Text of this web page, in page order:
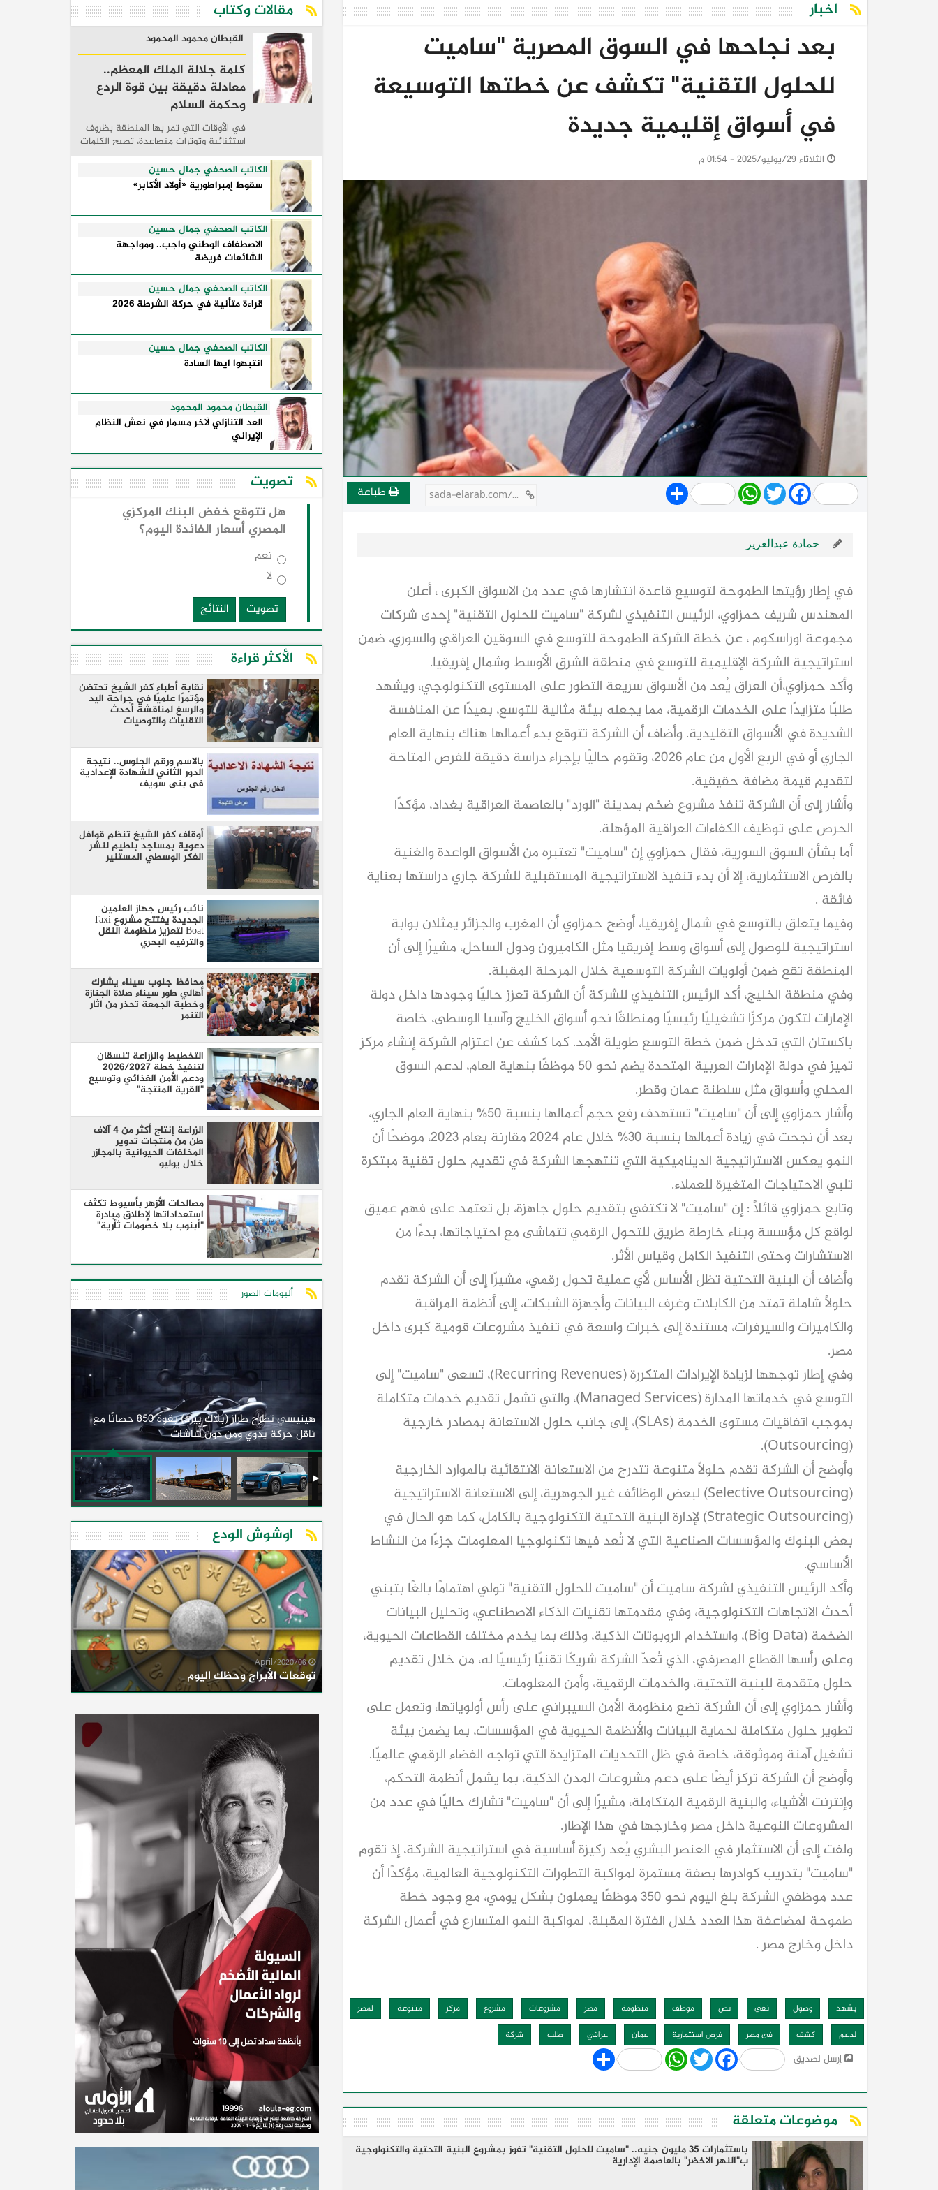
اخبار
بعد نجاحها في السوق المصرية "ساميت
للحلول التقنية" تكشف عن خطتها التوسيعة
في أسواق إقليمية جديدة
الثلاثاء 29/يوليو/2025 - 01:54 م
Share WhatsApp
TwitterFacebook طباعة sada-elarab.com/772515
حمادة عبدالعزيز
في إطار رؤيتها الطموحة لتوسيع قاعدة انتشارها في عدد من الاسواق الكبرى ، أعلن
المهندس شريف حمزاوي، الرئيس التنفيذي لشركة "ساميت للحلول التقنية" إحدى شركات
مجموعة اوراسكوم ، عن خطة الشركة الطموحة للتوسع في السوقين العراقي والسوري، ضمن
استراتيجية الشركة الإقليمية للتوسع في منطقة الشرق الأوسط وشمال إفريقيا.
وأكد حمزاوي،أن العراق يُعد من الأسواق سريعة التطور على المستوى التكنولوجي، ويشهد
طلبًا متزايدًا على الخدمات الرقمية، مما يجعله بيئة مثالية للتوسع، بعيدًا عن المنافسة
الشديدة في الأسواق التقليدية. وأضاف أن الشركة تتوقع بدء أعمالها هناك بنهاية العام
الجاري أو في الربع الأول من عام 2026، وتقوم حاليًا بإجراء دراسة دقيقة للفرص المتاحة
لتقديم قيمة مضافة حقيقية.
وأشار إلى أن الشركة تنفذ مشروع ضخم بمدينة "الورد" بالعاصمة العراقية بغداد، مؤكدًا
الحرص على توظيف الكفاءات العراقية المؤهلة.
أما بشأن السوق السورية، فقال حمزاوي إن "ساميت" تعتبره من الأسواق الواعدة والغنية
بالفرص الاستثمارية، إلا أن بدء تنفيذ الاستراتيجية المستقبلية للشركة جاري دراستها بعناية
فائقة .
وفيما يتعلق بالتوسع في شمال إفريقيا، أوضح حمزاوي أن المغرب والجزائر يمثلان بوابة
استراتيجية للوصول إلى أسواق وسط إفريقيا مثل الكاميرون ودول الساحل، مشيرًا إلى أن
المنطقة تقع ضمن أولويات الشركة التوسعية خلال المرحلة المقبلة.
وفي منطقة الخليج، أكد الرئيس التنفيذي للشركة أن الشركة تعزز حاليًا وجودها داخل دولة
الإمارات لتكون مركزًا تشغيليًا رئيسيًا ومنطلقًا نحو أسواق الخليج وآسيا الوسطى، خاصة
باكستان التي تدخل ضمن خطة التوسع طويلة الأمد. كما كشف عن اعتزام الشركة إنشاء مركز
تميز في دولة الإمارات العربية المتحدة يضم نحو 50 موظفًا بنهاية العام، لدعم السوق
المحلي وأسواق مثل سلطنة عمان وقطر.
وأشار حمزاوي إلى أن "ساميت" تستهدف رفع حجم أعمالها بنسبة 50% بنهاية العام الجاري،
بعد أن نجحت في زيادة أعمالها بنسبة 30% خلال عام 2024 مقارنة بعام 2023، موضحًا أن
النمو يعكس الاستراتيجية الديناميكية التي تنتهجها الشركة في تقديم حلول تقنية مبتكرة
تلبي الاحتياجات المتغيرة للعملاء.
وتابع حمزاوي قائلًا : إن "ساميت" لا تكتفي بتقديم حلول جاهزة، بل تعتمد على فهم عميق
لواقع كل مؤسسة وبناء خارطة طريق للتحول الرقمي تتماشى مع احتياجاتها، بدءًا من
الاستشارات وحتى التنفيذ الكامل وقياس الأثر.
وأضاف أن البنية التحتية تظل الأساس لأي عملية تحول رقمي، مشيرًا إلى أن الشركة تقدم
حلولًا شاملة تمتد من الكابلات وغرف البيانات وأجهزة الشبكات، إلى أنظمة المراقبة
والكاميرات والسيرفرات، مستندة إلى خبرات واسعة في تنفيذ مشروعات قومية كبرى داخل
مصر.
وفي إطار توجهها لزيادة الإيرادات المتكررة (Recurring Revenues)، تسعى "ساميت" إلى
التوسع في خدماتها المدارة (Managed Services)، والتي تشمل تقديم خدمات متكاملة
بموجب اتفاقيات مستوى الخدمة (SLAs)، إلى جانب حلول الاستعانة بمصادر خارجية
(Outsourcing).
وأوضح أن الشركة تقدم حلولًا متنوعة تتدرج من الاستعانة الانتقائية بالموارد الخارجية
(Selective Outsourcing) لبعض الوظائف غير الجوهرية، إلى الاستعانة الاستراتيجية
(Strategic Outsourcing) لإدارة البنية التحتية التكنولوجية بالكامل، كما هو الحال في
بعض البنوك والمؤسسات الصناعية التي لا تُعد فيها تكنولوجيا المعلومات جزءًا من النشاط
الأساسي.
وأكد الرئيس التنفيذي لشركة ساميت أن "ساميت للحلول التقنية" تولي اهتمامًا بالغًا بتبني
أحدث الاتجاهات التكنولوجية، وفي مقدمتها تقنيات الذكاء الاصطناعي، وتحليل البيانات
الضخمة (Big Data)، واستخدام الروبوتات الذكية، وذلك بما يخدم مختلف القطاعات الحيوية،
وعلى رأسها القطاع المصرفي، الذي تُعدّ الشركة شريكًا تقنيًا رئيسيًا له، من خلال تقديم
حلول متقدمة للبنية التحتية، والخدمات الرقمية، وأمن المعلومات.
وأشار حمزاوي إلى أن الشركة تضع منظومة الأمن السيبراني على رأس أولوياتها، وتعمل على
تطوير حلول متكاملة لحماية البيانات والأنظمة الحيوية في المؤسسات، بما يضمن بيئة
تشغيل آمنة وموثوقة، خاصة في ظل التحديات المتزايدة التي تواجه الفضاء الرقمي عالميًا.
وأوضح أن الشركة تركز أيضًا على دعم مشروعات المدن الذكية، بما يشمل أنظمة التحكم،
وإنترنت الأشياء، والبنية الرقمية المتكاملة، مشيرًا إلى أن "ساميت" تشارك حاليًا في عدد من
المشروعات النوعية داخل مصر وخارجها في هذا الإطار.
ولفت إلى أن الاستثمار في العنصر البشري يُعد ركيزة أساسية في استراتيجية الشركة، إذ تقوم
"ساميت" بتدريب كوادرها بصفة مستمرة لمواكبة التطورات التكنولوجية العالمية، مؤكدًا أن
عدد موظفي الشركة بلغ اليوم نحو 350 موظفًا يعملون بشكل يومي، مع وجود خطة
طموحة لمضاعفة هذا العدد خلال الفترة المقبلة، لمواكبة النمو المتسارع في أعمال الشركة
داخل وخارج مصر .
يشهد وصول نفي نص موظف منظومة مصر مشروعات مشروع مركز متنوعة
لمصر
لدعم
كشف فى مصر فرص استثمارية عمان عراقي طلب شركة
إرسل لصديق Share WhatsApp
Twitter Facebook
موضوعات متعلقة
باستثمارات 35 مليون جنيه.. "ساميت للحلول التقنية" تفوز بمشروع البنية التحتية والتكنولوجية
ب"النهر الاخضر" بالعاصمة الإدارية
مقالات وكتاب
القبطان محمود المحمود
كلمة جلالة الملك المعظم..
معادلة دقيقة بين قوة الردع
وحكمة السلام
في الأوقات التي تمر بها المنطقة بظروف
استثنائية وتوترات متصاعدة، تصبح الكلمات
السياسية أكثر من مجرد مواقف معلنة؛ فهي
تكشف طريقة تفكير الدول، وكيفية إدارتها
للأزمات، والحدود التي تفصل بين القوة ...
الكاتب الصحفي جمال حسين
سقوط إمبراطورية «أولاد الأكابر»
الكاتب الصحفي جمال حسين
الاصطفاف الوطني واجب.. ومواجهة
الشائعات فريضة
الكاتب الصحفي جمال حسين
قراءة متأنية في حركة الشرطة 2026
الكاتب الصحفي جمال حسين
انتبهوا ايها السادة
القبطان محمود المحمود
العد التنازلي لآخر مسمار في نعش النظام
الإيراني
تصويت
هل تتوقع خفض البنك المركزي
المصري أسعار الفائدة اليوم؟
نعم
لا
تصويت
النتائج
الأكثر قراءة
نقابة أطباء كفر الشيخ تحتضن
مؤتمرًا علميًا في جراحة اليد
والرسغ لمناقشة أحدث
التقنيات والتوصيات
بالاسم ورقم الجلوس.. نتيجة
الدور الثاني للشهادة الإعدادية
فى بنى سويف
أوقاف كفر الشيخ تنظم قوافل
دعوية بمساجد بلطيم لنشر
الفكر الوسطي المستنير
نائب رئيس جهاز العلمين
الجديدة يفتتح مشروع Taxi
Boat لتعزيز منظومة النقل
والترفيه البحري
محافظ جنوب سيناء يشارك
أهالي طور سيناء صلاة الجنازة
وخطبة الجمعة تحذر من اثار
التنمر
التخطيط والزراعة تنسقان
لتنفيذ خطة 2026/2027
ودعم الأمن الغذائي وتوسيع
"القرية المنتجة"
الزراعة إنتاج أكثر من 4 آلاف
طن من منتجات تدوير
المخلفات الحيوانية بالمجازر
خلال يوليو
مصالحات الأزهر بأسيوط تكثف
استعداداتها لإطلاق مبادرة
"أبنوب بلا خصومات ثأرية"
ألبومات الصور
هينيسي تطرح طراز (بلاك بيرد) بقوة 850 حصانًا مع
ناقل حركة يدوي ومن دون شاشات
وزير النقل يدشن 20 أتوبيسًا جديدًا مكيفًا من إنتاج شركة
النصر للسيارات إلى شركة الاتحاد العربي للنقل البري
(السوبرجيت)
كيا EV9 GT للباحثين عن متعة قيادة السيارات الكهربائية
العائلية
اوشوش الودع
06/April/2020
توقعات الأبراج وحظك اليوم